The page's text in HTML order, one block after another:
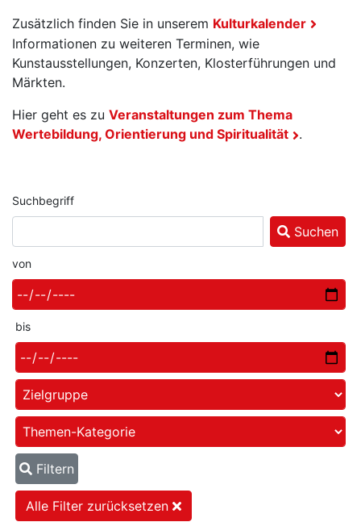
Zusätzlich finden Sie in unserem Kulturkalender
Informationen zu weiteren Terminen, wie
Kunstausstellungen, Konzerten, Klosterführungen und
Märkten.
Hier geht es zu Veranstaltungen zum Thema
Wertebildung, Orientierung und Spiritualität
.
Suchbegriff
Suchen
von
bis
Filtern
Alle Filter zurücksetzen